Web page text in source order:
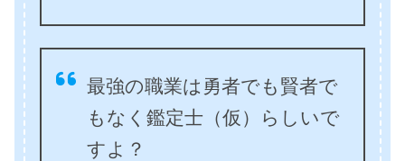
最強の職業は勇者でも賢者で
もなく鑑定士（仮）らしいで
すよ？